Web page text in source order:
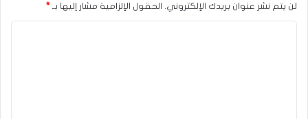
لن يتم نشر عنوان بريدك الإلكتروني. الحقول الإلزامية مشار إليها بـ *